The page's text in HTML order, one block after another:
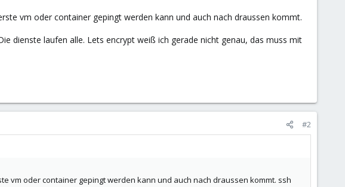
vm oder container gepingt werden kann und auch nach draussen kommt.
dienste laufen alle. Lets encrypt weiß ich gerade nicht genau, das muss mit
#2
vm oder container gepingt werden kann und auch nach draussen kommt. ssh